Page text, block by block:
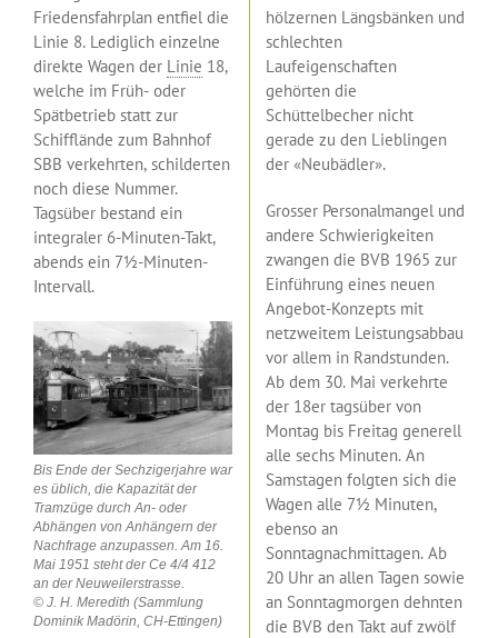
Friedensfahrplan entfiel die
Linie 8. Lediglich einzelne
direkte Wagen der Linie 18,
welche im Früh- oder
Spätbetrieb statt zur
Schifflände zum Bahnhof
SBB verkehrten, schilderten
noch diese Nummer.
Tagsüber bestand ein
integraler 6-Minuten-Takt,
abends ein 7½-Minuten-
Intervall.
Bis Ende der Sechzigerjahre war
es üblich, die Kapazität der
Tramzüge durch An- oder
Abhängen von Anhängern der
Nachfrage anzupassen. Am 16.
Mai 1951 steht der Ce 4/4 412
an der Neuweilerstrasse.
© J. H. Meredith (Sammlung
Dominik Madörin, CH-Ettingen)
hölzernen Längsbänken und
schlechten
Laufeigenschaften
gehörten die
Schüttelbecher nicht
gerade zu den Lieblingen
der «Neubädler».
Grosser Personalmangel und
andere Schwierigkeiten
zwangen die BVB 1965 zur
Einführung eines neuen
Angebot-Konzepts mit
netzweitem Leistungsabbau
vor allem in Randstunden.
Ab dem 30. Mai verkehrte
der 18er tagsüber von
Montag bis Freitag generell
alle sechs Minuten. An
Samstagen folgten sich die
Wagen alle 7½ Minuten,
ebenso an
Sonntagnachmittagen. Ab
20 Uhr an allen Tagen sowie
an Sonntagmorgen dehnten
die BVB den Takt auf zwölf